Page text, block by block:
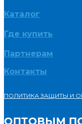
Каталог
Где купить
Партнерам
Контакты
ПОЛИТИКА ЗАЩИТЫ И
ОПТОВЫМ